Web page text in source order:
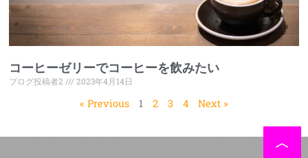
コーヒーゼリーでコーヒーを飲みたい
ブログ投稿者2 2023年4月14日
« Previous 1 2 3 4 Next »